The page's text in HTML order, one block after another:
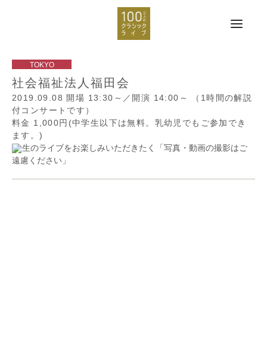
社会福祉法人福田会
2019.09.08 開場 13:30～／開演 14:00～
（1時間の解説
付コンサートです）
料金 1,000円(中学生以下は無料。乳幼児でもご参加でき
ます。)
生のライブをお楽しみいただきたく「写真・動画の撮影はご
遠慮ください」